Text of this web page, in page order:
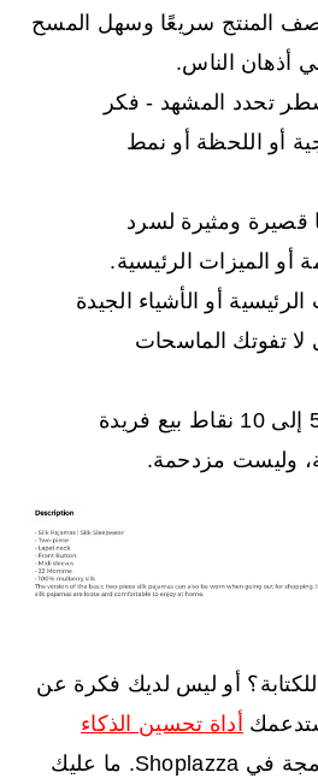
المنتج سريعًا وسهل المسح
أذهان الناس.
ب 1-5 أسطر تحدد المشهد - فكر
أو اللحظة أو نمط
قصيرة ومثيرة لسرد
أو الميزات الرئيسية.
أو الأشياء الجيدة
تفوتك الماسحات
✅ استهدف من 5 إلى 10 نقاط بيع فريدة
وليست مزدحمة.
أو ليس لديك فكرة عن
أداة تحسين الذكاء
المدمجة في Shoplazza. ما عليك